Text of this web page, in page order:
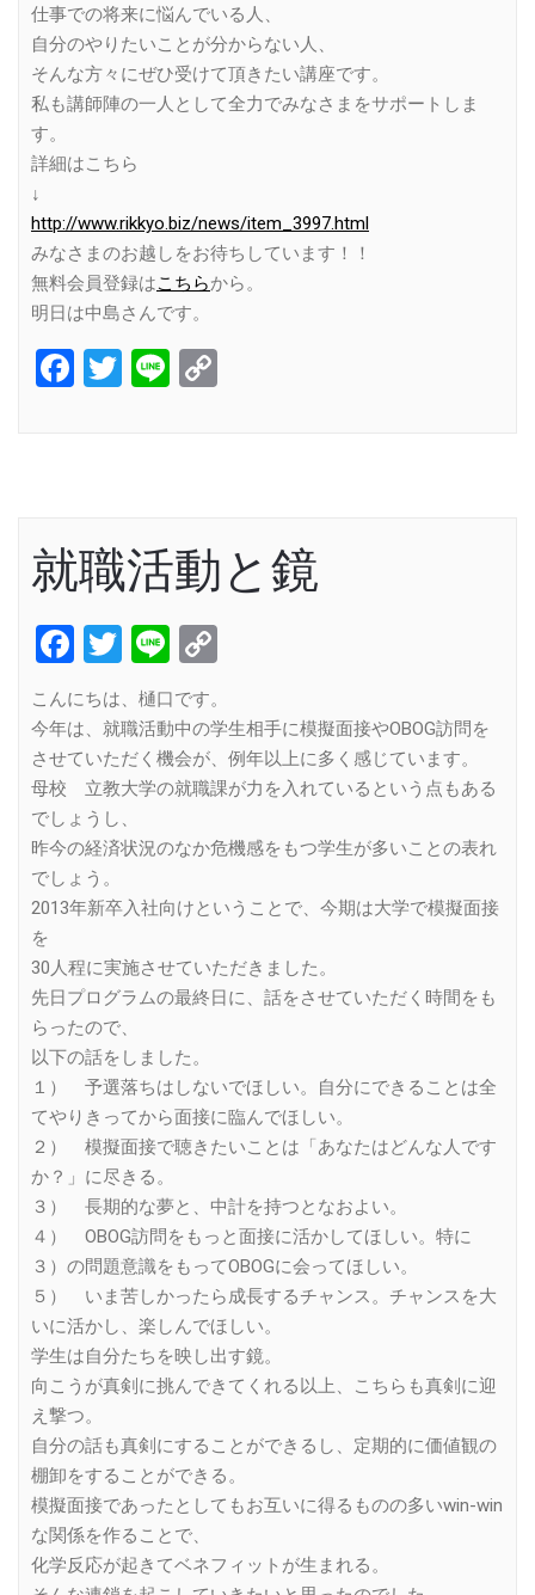
仕事での将来に悩んでいる人、
自分のやりたいことが分からない人、
そんな方々にぜひ受けて頂きたい講座です。
私も講師陣の一人として全力でみなさまをサポートしま
す。
詳細はこちら
↓
http://www.rikkyo.biz/news/item_3997.html
みなさまのお越しをお待ちしています！！
無料会員登録はこちらから。
明日は中島さんです。
Facebook
Twitter
Line
就職活動と鏡
Facebook
Twitter
Line
こんにちは、樋口です。
今年は、就職活動中の学生相手に模擬面接やOBOG訪問を
させていただく機会が、例年以上に多く感じています。
母校 立教大学の就職課が力を入れているという点もある
でしょうし、
昨今の経済状況のなか危機感をもつ学生が多いことの表れ
でしょう。
2013年新卒入社向けということで、今期は大学で模擬面接
を
30人程に実施させていただきました。
先日プログラムの最終日に、話をさせていただく時間をも
らったので、
以下の話をしました。
１） 予選落ちはしないでほしい。自分にできることは全
てやりきってから面接に臨んでほしい。
２） 模擬面接で聴きたいことは「あなたはどんな人です
か？」に尽きる。
３） 長期的な夢と、中計を持つとなおよい。
４） OBOG訪問をもっと面接に活かしてほしい。特に
３）の問題意識をもってOBOGに会ってほしい。
５） いま苦しかったら成長するチャンス。チャンスを大
いに活かし、楽しんでほしい。
学生は自分たちを映し出す鏡。
向こうが真剣に挑んできてくれる以上、こちらも真剣に迎
え撃つ。
自分の話も真剣にすることができるし、定期的に価値観の
棚卸をすることができる。
模擬面接であったとしてもお互いに得るものの多いwin-win
な関係を作ることで、
化学反応が起きてベネフィットが生まれる。